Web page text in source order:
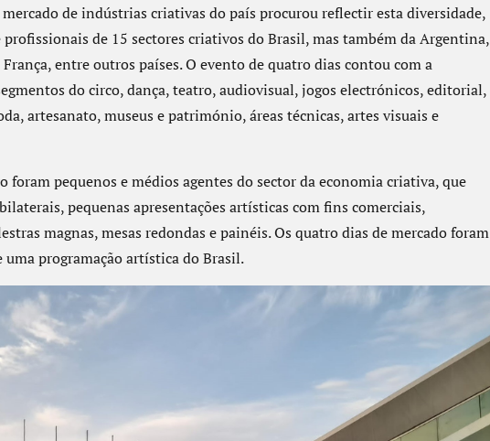
de indústrias criativas do país procurou reflectir esta diversidade,
de 15 sectores criativos do Brasil, mas também da Argentina,
entre outros países. O evento de quatro dias contou com a
do circo, dança, teatro, audiovisual, jogos electrónicos, editorial,
artesanato, museus e património, áreas técnicas, artes visuais e
pequenos e médios agentes do sector da economia criativa, que
pequenas apresentações artísticas com fins comerciais,
magnas, mesas redondas e painéis. Os quatro dias de mercado foram
uma programação artística do Brasil.